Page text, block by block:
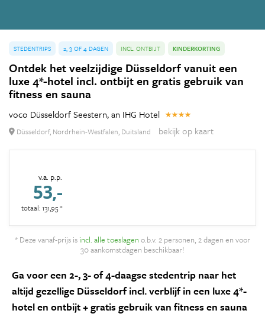
STEDENTRIPS 2, 3 OF 4 DAGEN INCL. ONTBIJT KINDERKORTING
Ontdek het veelzijdige Düsseldorf vanuit een
luxe 4*-hotel incl. ontbijt en gratis gebruik van
fitness en sauna
voco Düsseldorf Seestern, an IHG Hotel
Düsseldorf, Nordrhein-Westfalen, Duitsland bekijk op kaart
v.a. p.p.
53,-
totaal: 131,95 *
* Deze vanaf-prijs is incl. alle toeslagen o.b.v. 2 personen, 2 dagen en voor
30 aankomstdagen beschikbaar!
Ga voor een 2-, 3- of 4-daagse stedentrip naar het
altijd gezellige Düsseldorf incl. verblijf in een luxe 4*-
hotel en ontbijt + gratis gebruik van fitness en sauna